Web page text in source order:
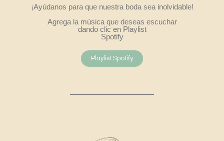
¡Ayúdanos para que nuestra boda sea inolvidable!
Agrega la música que deseas escuchar
dando clic en Playlist
Spotify
Playlist Spotify